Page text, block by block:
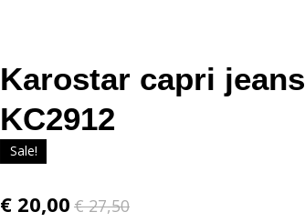
Karostar capri jeans
KC2912
Sale!
€ 20,00 € 27,50